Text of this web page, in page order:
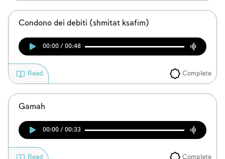
Condono dei debiti (shmitat ksafìm)
00:00 / 00:48
Complete
Read
Gamah
00:00 / 00:33
Complete
Read